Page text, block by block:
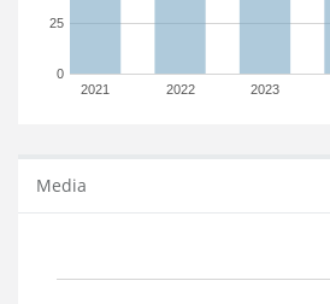
2021 2022 2023
0
25
Media